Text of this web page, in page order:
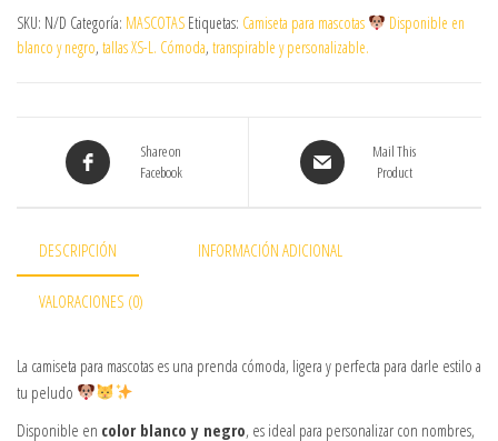
SKU: N/D Categoría: MASCOTAS Etiquetas: Camiseta para mascotas
Disponible en
blanco y negro, tallas XS-L. Cómoda, transpirable y personalizable.
Share on
Facebook
Mail This
Product
DESCRIPCIÓN INFORMACIÓN ADICIONAL
VALORACIONES (0)
La camiseta para mascotas es una prenda cómoda, ligera y perfecta para darle estilo a
tu peludo
Disponible en color blanco y negro, es ideal para personalizar con nombres,